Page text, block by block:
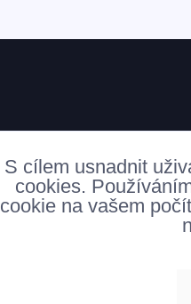
S cílem usnadnit
cookies.
cookie na vašem